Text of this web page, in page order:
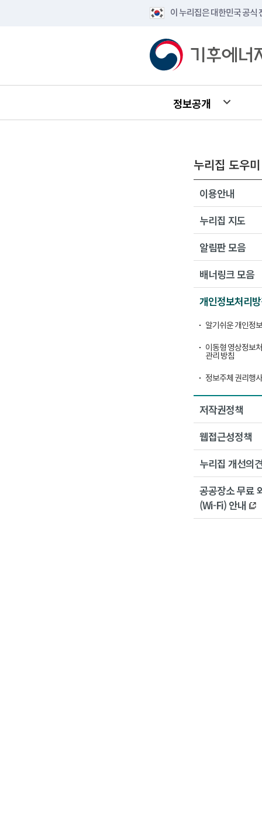
이 누리집은 대한민국 공식
정보공개
누리집 도우미
이용안내
누리집 지도
알림판 모음
배너링크 모음
개인정보처리
알기쉬운 개인정
이동형 영상정보
관리 방침
정보주체 권리행
저작권정책
웹접근성정책
누리집 개선의
공공장소 무료
(Wi-Fi) 안내